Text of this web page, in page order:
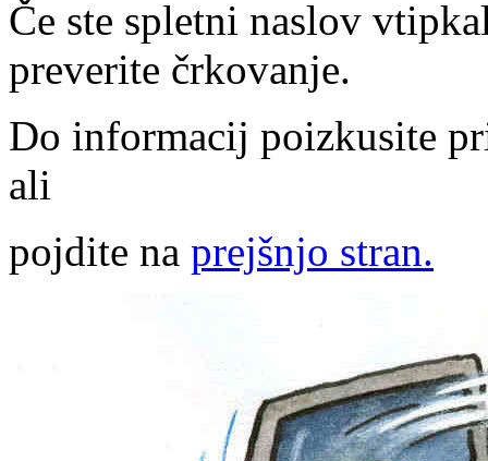
Če ste spletni naslov
preverite črkovanje.
Do informacij poizkusite
ali
pojdite na prejšnjo stran.